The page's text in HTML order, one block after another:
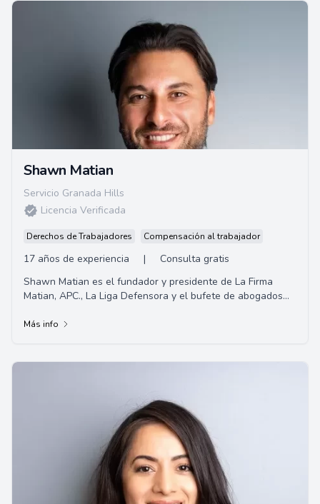
Shawn Matian
Servicio Granada Hills
Licencia Verificada
Derechos de Trabajadores Compensación al trabajador
17 años de experiencia |
Consulta gratis
Shawn Matian es el fundador y presidente de La Firma
Matian, APC., La Liga Defensora y el bufete de abogados
Más info